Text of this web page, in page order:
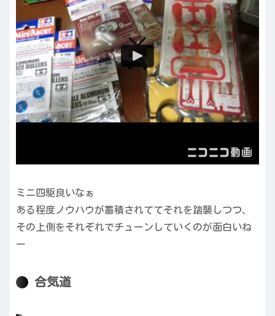
ミニ四駆良いなぁ
ある程度ノウハウが蓄積されててそれを踏襲しつつ、
その上側をそれぞれでチューンしていくのが面白いね
ー
合気道